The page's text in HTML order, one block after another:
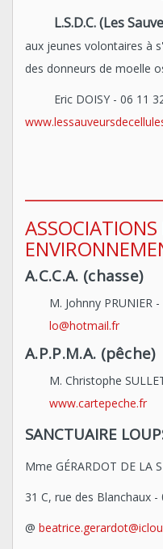
L.S.D.C. (Les
aux jeunes volontaires à
des donneurs de moelle
Eric DOISY - 06 11
A.C.C.A. (chasse)
M. Johnny PRUNIER
lo@hotmail.fr
A.P.P.M.A. (pêche)
M. Christophe
www.cartepeche.fr
SANCTUAIRE
Mme GÉRARDOT DE LA
31 C, rue des Blanchaux -
@